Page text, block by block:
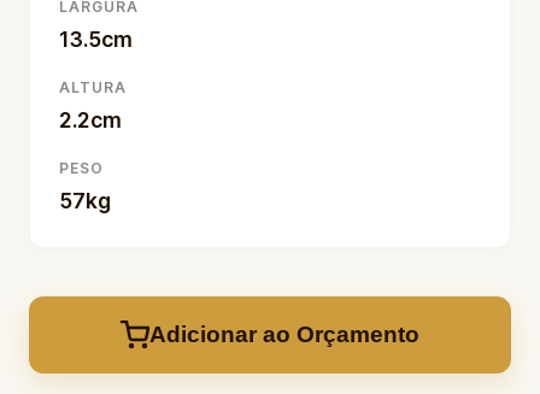
LARGURA
13.5cm
ALTURA
2.2cm
PESO
57kg
Adicionar ao Orçamento